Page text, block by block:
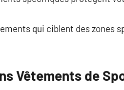
qui ciblent des zones
Vêtements de